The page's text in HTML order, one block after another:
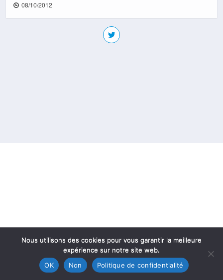
08/10/2012
Nous utilisons des cookies pour vous garantir la meilleure
expérience sur notre site web.
OK
Non Politique de confidentialité